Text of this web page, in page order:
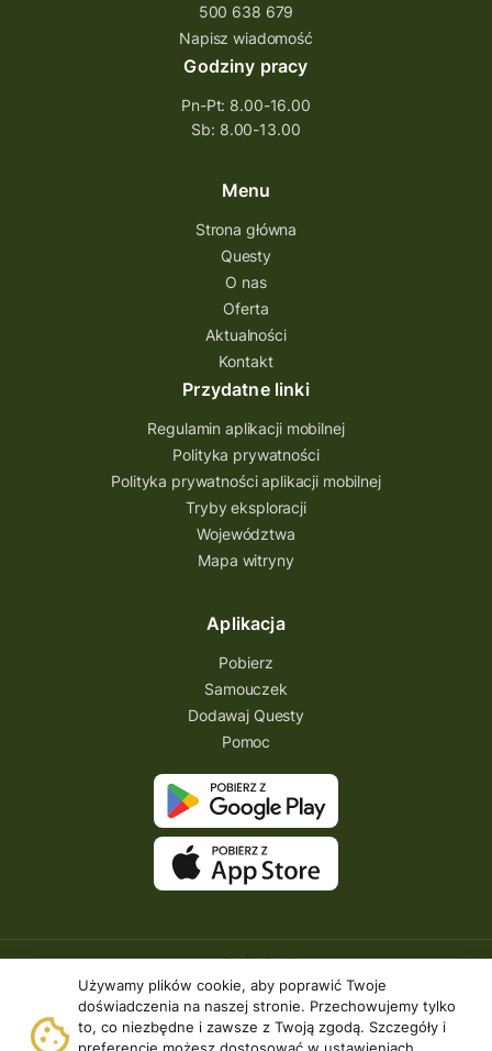
Używamy plików cookie, aby poprawić Twoje
doświadczenia na naszej stronie. Przechowujemy tylko
to, co niezbędne i zawsze z Twoją zgodą. Szczegóły i
500 638 679
Napisz wiadomość
Godziny pracy
Pn-Pt: 8.00-16.00
Sb: 8.00-13.00
Menu
Strona główna
Questy
O nas
Oferta
Aktualności
Kontakt
Przydatne linki
Regulamin aplikacji mobilnej
Polityka prywatności
Polityka prywatności aplikacji mobilnej
Tryby eksploracji
Województwa
Mapa witryny
Aplikacja
Pobierz
Samouczek
Dodawaj Questy
Pomoc